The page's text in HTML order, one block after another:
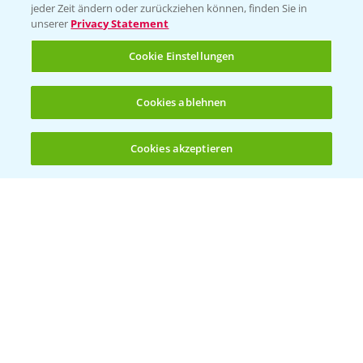
(noch 4)
Sammelstellen und Termine
Kontakt & Notfall
Beratung auf WhatsApp
+49 (0)174 346 564 1
jeder Zeit ändern oder zurückziehen können, finden Sie in
unserer Privacy Statement
Cookie Einstellungen
Cookies ablehnen
Cookies akzeptieren